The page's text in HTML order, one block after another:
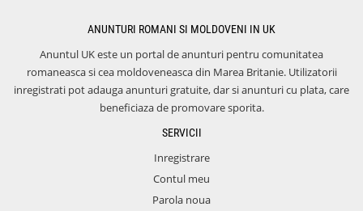
ANUNTURI ROMANI SI MOLDOVENI IN UK
Anuntul UK este un portal de anunturi pentru comunitatea
romaneasca si cea moldoveneasca din Marea Britanie. Utilizatorii
inregistrati pot adauga anunturi gratuite, dar si anunturi cu plata, care
beneficiaza de promovare sporita.
SERVICII
Inregistrare
Contul meu
Parola noua